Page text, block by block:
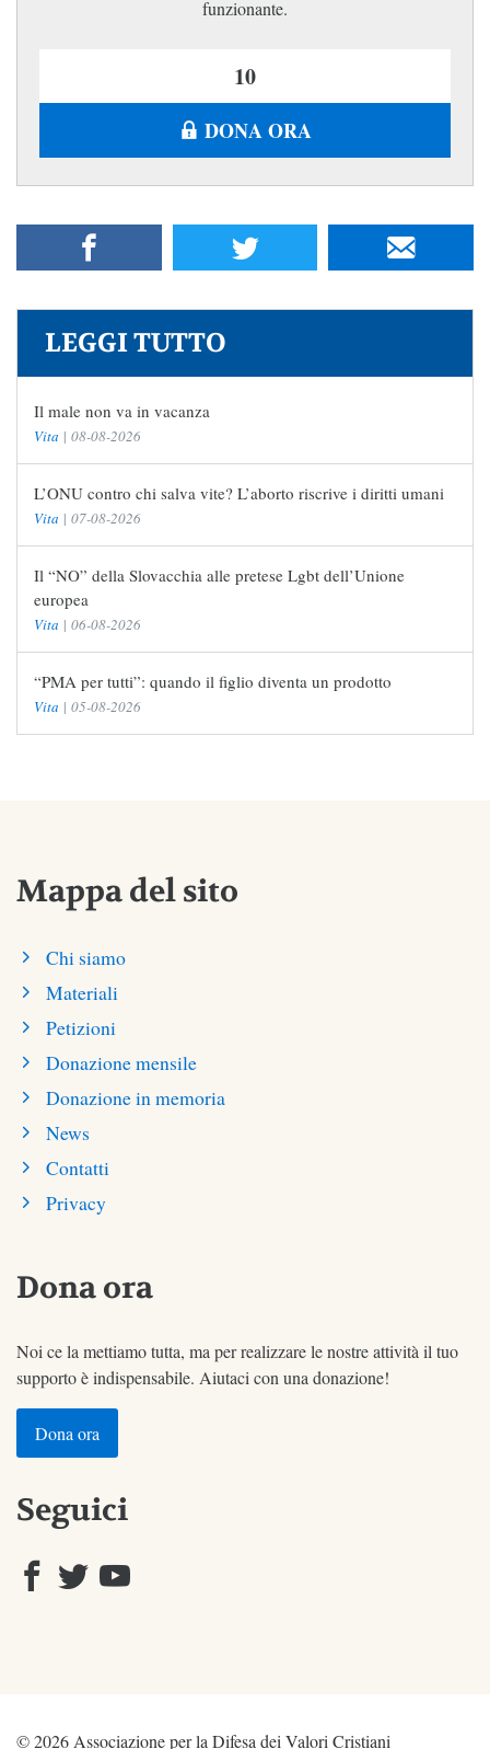
funzionante.
DONA ORA
LEGGI TUTTO
Il male non va in vacanza
Vita | 08-08-2026
L’ONU contro chi salva vite? L’aborto riscrive i diritti umani
Vita | 07-08-2026
Il “NO” della Slovacchia alle pretese Lgbt dell’Unione
europea
Vita | 06-08-2026
“PMA per tutti”: quando il figlio diventa un prodotto
Vita | 05-08-2026
Mappa del sito
Chi siamo
Materiali
Petizioni
Donazione mensile
Donazione in memoria
News
Contatti
Privacy
Dona ora
Noi ce la mettiamo tutta, ma per realizzare le nostre attività il tuo
supporto è indispensabile. Aiutaci con una donazione!
Dona ora
Seguici
© 2026 Associazione per la Difesa dei Valori Cristiani